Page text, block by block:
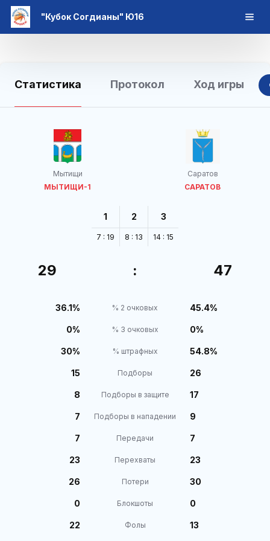
"Кубок Согдианы" Ю16
Статистика Протокол Ход игры
Мытищи
МЫТИЩИ-1
Саратов
САРАТОВ
1
7 : 19
2
8 : 13
3
14 : 15
29 : 47
36.1% % 2 очковых 45.4%
0% % 3 очковых 0%
30% % штрафных 54.8%
15 Подборы 26
8 Подборы в защите 17
7 Подборы в нападении 9
7 Передачи 7
23 Перехваты 23
26 Потери 30
0 Блокшоты 0
22 Фолы 13